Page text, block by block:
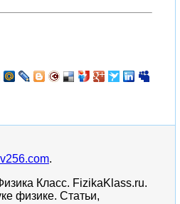
.
Класс. FizikaKlass.ru.
физике. Статьи,